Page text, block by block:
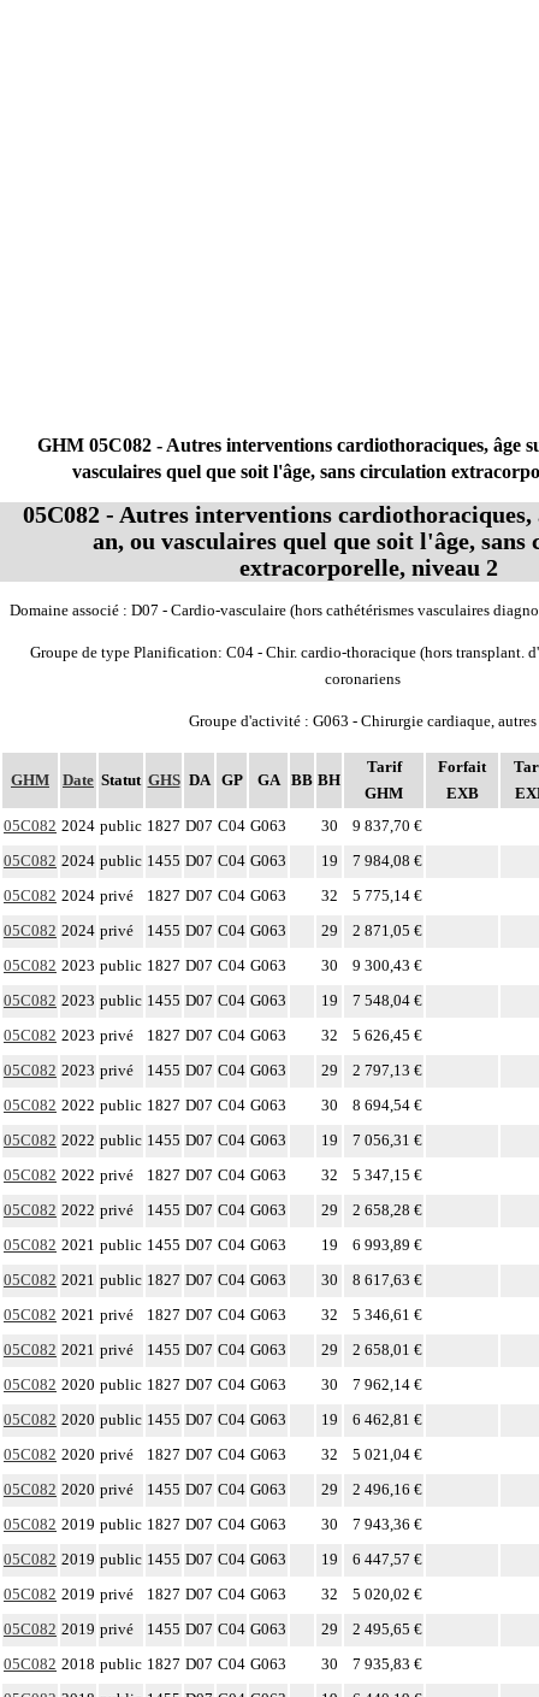
GHM Date Statut GHS DA GP GA BB BH
Tarif
GHM
Forfait
EXB
05C082 2024 public 1827 D07 C04 G063 30
9 837,70 €
05C082 2024 public 1455 D07 C04 G063 19
7 984,08 €
05C082 2024 privé 1827 D07 C04 G063 32
5 775,14 €
05C082 2024 privé 1455 D07 C04 G063 29
2 871,05 €
05C082 2023 public 1827 D07 C04 G063 30
9 300,43 €
05C082 2023 public 1455 D07 C04 G063 19
7 548,04 €
05C082 2023 privé 1827 D07 C04 G063 32
5 626,45 €
05C082 2023 privé 1455 D07 C04 G063 29
2 797,13 €
05C082 2022 public 1827 D07 C04 G063 30
8 694,54 €
05C082 2022 public 1455 D07 C04 G063 19
7 056,31 €
05C082 2022 privé 1827 D07 C04 G063 32
5 347,15 €
05C082 2022 privé 1455 D07 C04 G063 29
2 658,28 €
05C082 2021 public 1455 D07 C04 G063 19
6 993,89 €
05C082 2021 public 1827 D07 C04 G063 30
8 617,63 €
05C082 2021 privé 1827 D07 C04 G063 32
5 346,61 €
05C082 2021 privé 1455 D07 C04 G063 29
2 658,01 €
05C082 2020 public 1827 D07 C04 G063 30
7 962,14 €
05C082 2020 public 1455 D07 C04 G063 19
6 462,81 €
05C082 2020 privé 1827 D07 C04 G063 32
5 021,04 €
05C082 2020 privé 1455 D07 C04 G063 29
2 496,16 €
05C082 2019 public 1827 D07 C04 G063 30
7 943,36 €
05C082 2019 public 1455 D07 C04 G063 19
6 447,57 €
05C082 2019 privé 1827 D07 C04 G063 32
5 020,02 €
05C082 2019 privé 1455 D07 C04 G063 29
2 495,65 €
05C082 2018 public 1827 D07 C04 G063 30
7 935,83 €
GHM 05C082 - Autres interventions cardiothoraciques, âge
vasculaires quel que soit l'âge, sans circulation
05C082 - Autres interventions cardiothoraciques,
an, ou vasculaires quel que soit l'âge,
extracorporelle, niveau 2
Domaine associé : D07 - Cardio-vasculaire (hors cathétérismes vasculaires
Groupe de type Planification: C04 - Chir. cardio-thoracique (hors transplant.
coronariens
Groupe d'activité : G063 - Chirurgie cardiaque, autres